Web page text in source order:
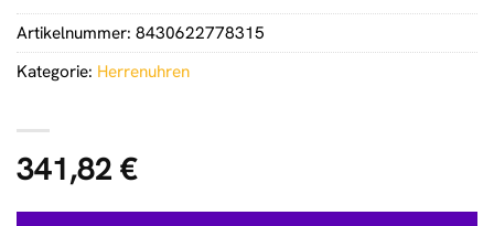
341,82 €
Artikelnummer: 8430622778315
Kategorie: Herrenuhren